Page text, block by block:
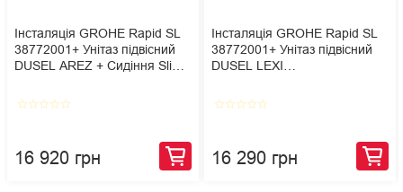
Інсталяція GROHE Rapid SL
38772001+ Унітаз підвісний
DUSEL AREZ + Сидіння Slim
Grohe Skate Cosmopolitan
star_borderstar_borderstar_borderstar_borderstar_border
16 920 грн
Інсталяція GROHE Rapid SL
38772001+ Унітаз підвісний
DUSEL LEXI
Slim Soft-Close + Панель
star_borderstar_borderstar_borderstar_borderstar_border
16 290 грн